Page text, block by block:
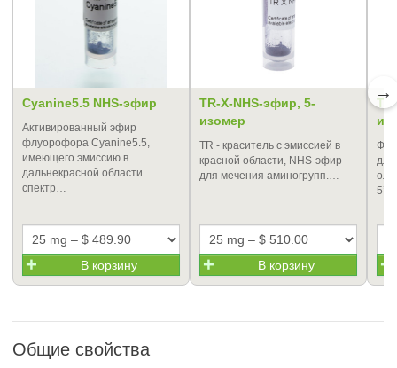
Cyanine5.5 NHS-эфир
Активированный эфир
флуорофора Cyanine5.5,
имеющего эмиссию в
дальнекрасной области
спектр…
В корзину
TR-X-NHS-эфир, 5-
изомер
TR - краситель с эмиссией в
красной области, NHS-эфир
для мечения аминогрупп.…
В корзину
для
5’-
→
Общие свойства